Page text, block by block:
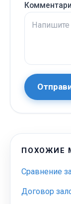
ПОХОЖИЕ
Сравнение
Договор